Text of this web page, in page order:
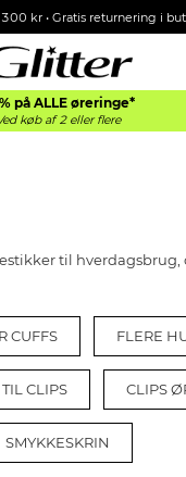
kr • Gratis returnering i
på ALLE øreringe*
køb af 2 eller flere
til
CUFFS FLERE
CLIPS CLIPS
SMYKKESKRIN